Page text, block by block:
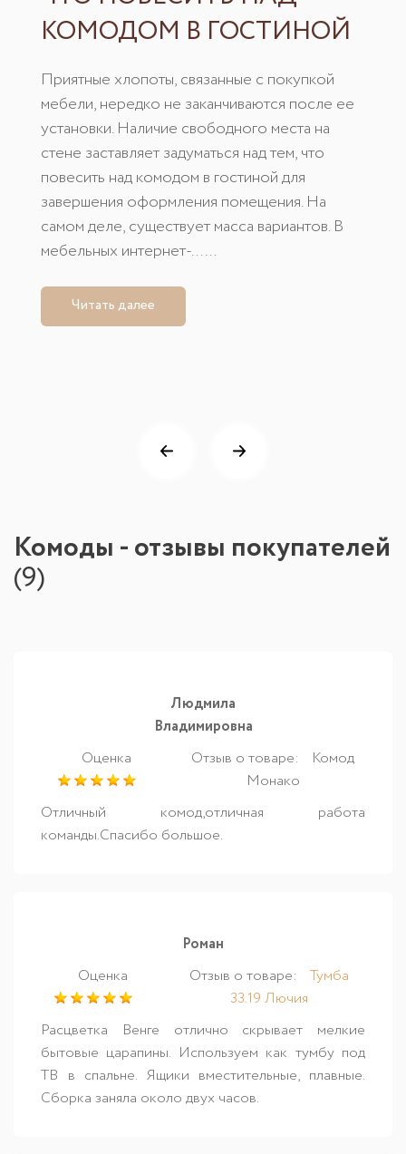
КОМОДОМ В ГОСТИНОЙ
Приятные хлопоты, связанные с покупкой
мебели, нередко не заканчиваются после ее
установки. Наличие свободного места на
стене заставляет задуматься над тем, что
повесить над комодом в гостиной для
завершения оформления помещения. На
самом деле, существует масса вариантов. В
мебельных интернет-......
Читать далее
Комоды - отзывы покупателей
(9)
Людмила
Владимировна
Оценка
Отзыв о товаре:
Комод
Монако
Отличный комод,отличная работа
команды.Спасибо большое.
Роман
Оценка
Отзыв о товаре:
Тумба
33.19 Лючия
Расцветка Венге отлично скрывает мелкие
бытовые царапины. Используем как тумбу под
ТВ в спальне. Ящики вместительные, плавные.
Сборка заняла около двух часов.